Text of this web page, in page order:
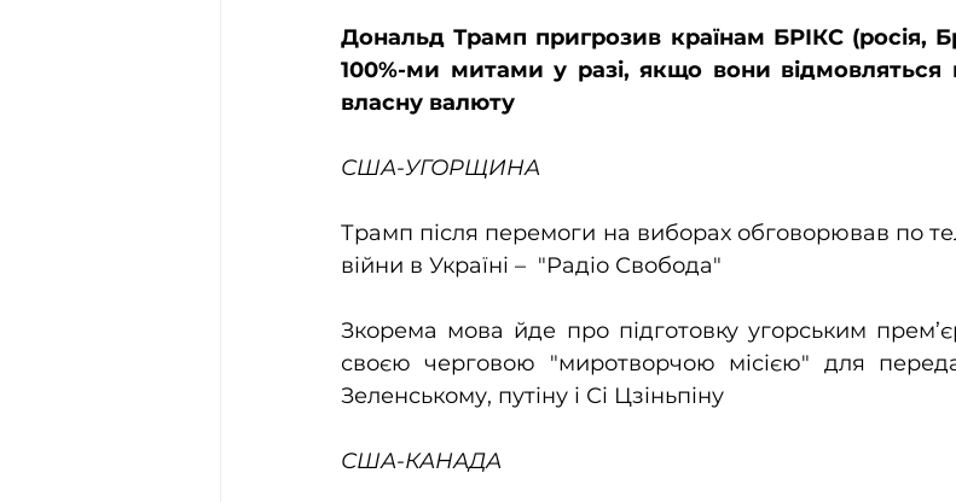
Дональд Трамп пригрозив країнам БРІКС (росія,
100%-ми митами у разі, якщо вони відмовляться
власну валюту
США-УГОРЩИНА
Трамп після перемоги на виборах обговорював по
війни в Україні –  "Радіо Свобода"
Зкорема мова йде про підготовку угорським
своєю черговою "миротворчою місією" для
Зеленському, путіну і Сі Цзіньпіну
США-КАНАДА